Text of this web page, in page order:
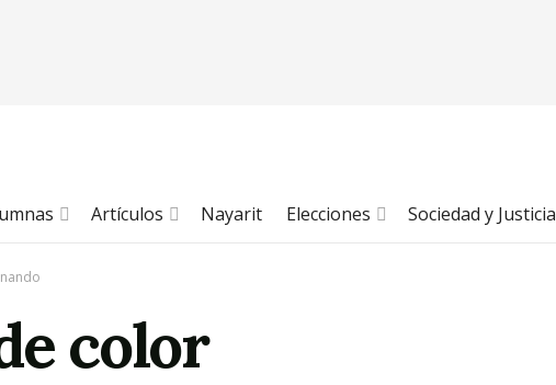
Artículos Nayarit Elecciones Sociedad y Justicia
color